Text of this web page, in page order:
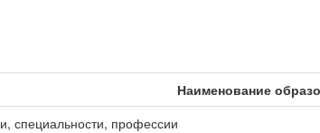
Наименование
специальности, профессии